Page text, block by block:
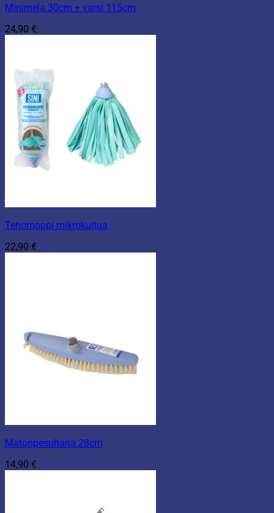
Minimela 30cm + varsi 115cm
24,90 €
Tehomoppi mikrokuitua
22,90 €
Matonpesuharja 28cm
14,90 €